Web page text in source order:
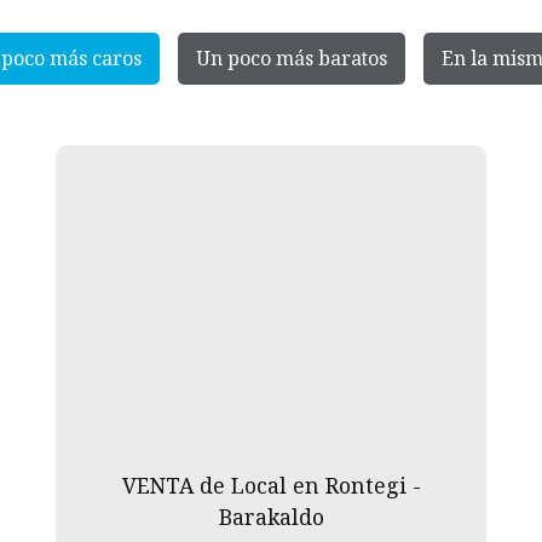
más caros Un poco más baratos En la
VENTA de Local en Rontegi -
Barakaldo